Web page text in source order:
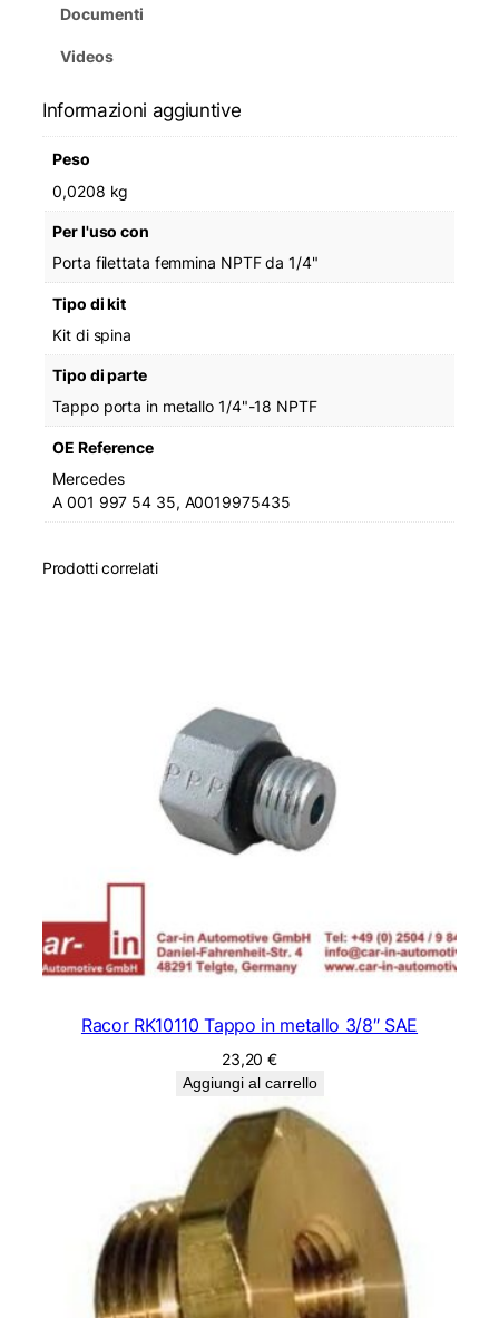
P
o
P
g
/
N
n
Documenti
Videos
Informazioni aggiuntive
Peso
0,0208 kg
Per l'uso con
Porta filettata femmina NPTF da 1/4"
Tipo di kit
Kit di spina
Tipo di parte
Tappo porta in metallo 1/4"-18 NPTF
OE Reference
Mercedes
A 001 997 54 35, A0019975435
Prodotti correlati
Racor RK10110 Tappo in metallo 3/8″ SAE
23,20€
Aggiungi al carrello